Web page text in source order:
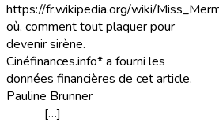
https://fr.wikipedia.org/wiki/
où, comment tout plaquer pour
devenir sirène.
Cinéfinances.info* a fourni les
données financières de cet article.
Pauline Brunner
[…]